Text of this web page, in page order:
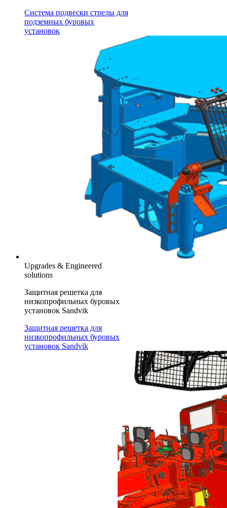
Система подвески стрелы для
подземных буровых
установок
Upgrades & Engineered
solutions
Защитная решетка для
низкопрофильных буровых
установок Sandvik
Защитная решетка для
низкопрофильных буровых
установок Sandvik